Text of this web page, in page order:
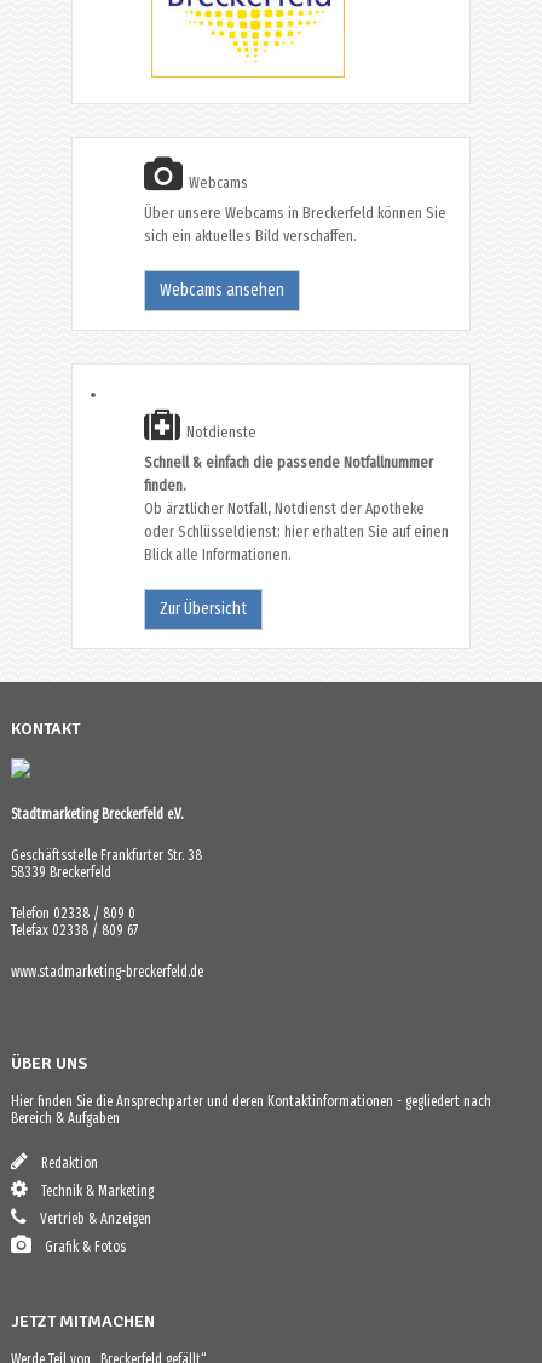
Webcams
Über unsere Webcams in Breckerfeld können Sie
sich ein aktuelles Bild verschaffen.
Webcams ansehen
Notdienste
Schnell & einfach die passende Notfallnummer
finden.
Ob ärztlicher Notfall, Notdienst der Apotheke
oder Schlüsseldienst: hier erhalten Sie auf einen
Blick alle Informationen.
Zur Übersicht
KONTAKT
Stadtmarketing Breckerfeld e.V.
Geschäftsstelle Frankfurter Str. 38
58339 Breckerfeld
Telefon 02338 / 809 0
Telefax 02338 / 809 67
www.stadmarketing-breckerfeld.de
ÜBER UNS
Hier finden Sie die Ansprechparter und deren Kontaktinformationen - gegliedert nach
Bereich & Aufgaben
Redaktion
Technik & Marketing
Vertrieb & Anzeigen
Grafik & Fotos
JETZT MITMACHEN
Werde Teil von „Breckerfeld gefällt“